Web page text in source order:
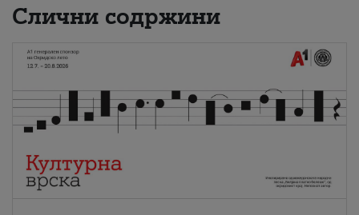
Слични содржини